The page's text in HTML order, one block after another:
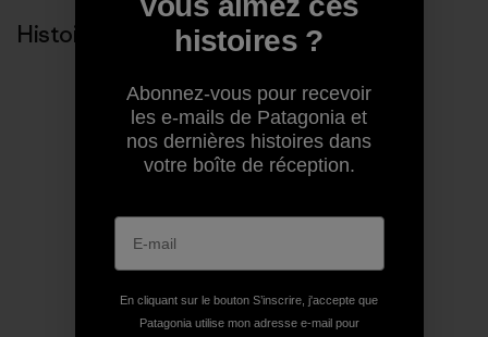
Histoires liées
histoires ?
Abonnez-vous pour recevoir
les e-mails de Patagonia et
nos dernières histoires dans
votre boîte de réception.
En cliquant sur le bouton S’inscrire, j'accepte que
Patagonia utilise mon adresse e-mail pour